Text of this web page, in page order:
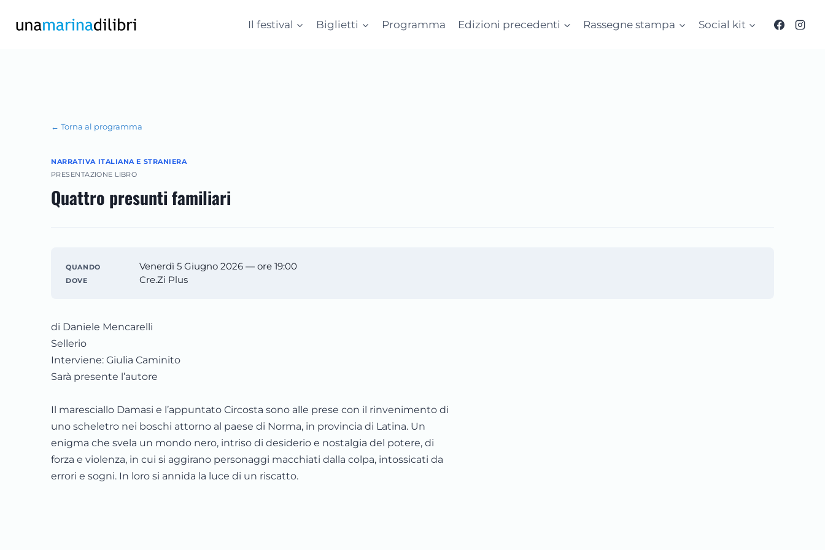
Il festival Biglietti Programma Edizioni precedenti Rassegne stampa Social kit
← Torna al programma
NARRATIVA ITALIANA E STRANIERA
PRESENTAZIONE LIBRO
Quattro presunti familiari
QUANDO Venerdì 5 Giugno 2026 — ore 19:00
DOVE Cre.Zi Plus
di Daniele Mencarelli
Sellerio
Interviene: Giulia Caminito
Sarà presente l’autore
Il maresciallo Damasi e l’appuntato Circosta sono alle prese con il rinvenimento di
uno scheletro nei boschi attorno al paese di Norma, in provincia di Latina. Un
enigma che svela un mondo nero, intriso di desiderio e nostalgia del potere, di
forza e violenza, in cui si aggirano personaggi macchiati dalla colpa, intossicati da
errori e sogni. In loro si annida la luce di un riscatto.